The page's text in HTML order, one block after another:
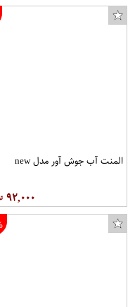
المنت آب جوش آور مدل new
۹۲,۰۰۰